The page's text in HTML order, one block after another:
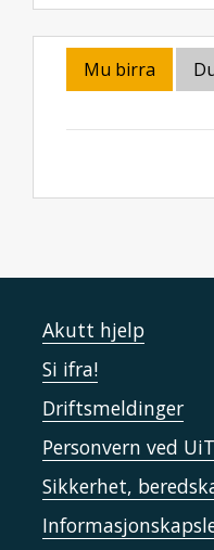
Mu birra
Akutt hjelp
Si ifra!
Driftsmeldinger
Personvern ved UiT
Sikkerhet,